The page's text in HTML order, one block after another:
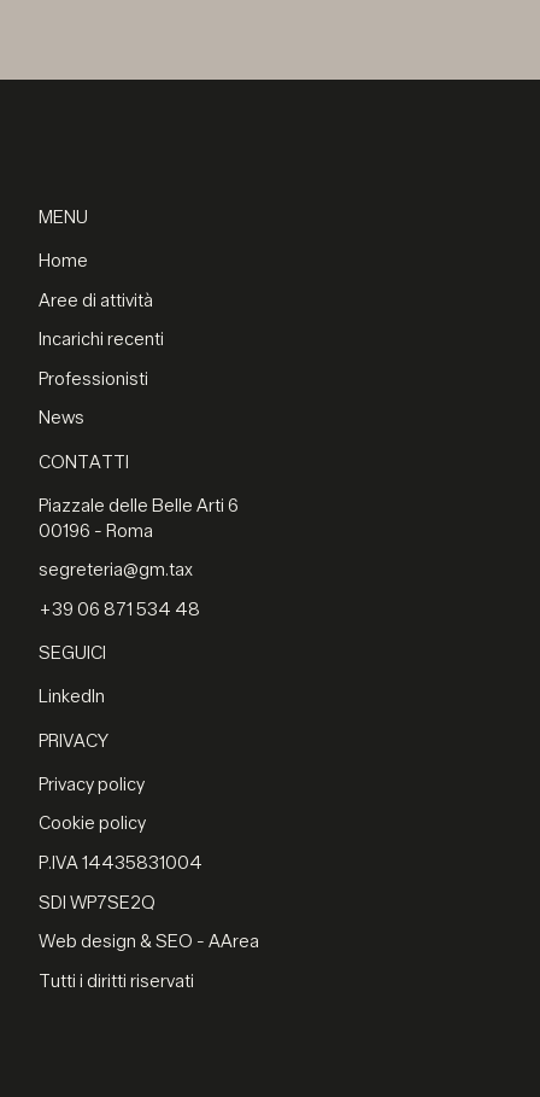
MENU
Home
Aree di attività
Incarichi recenti
Professionisti
News
CONTATTI
Piazzale delle Belle Arti 6
00196 - Roma
segreteria@gm.tax
+39 06 871 534 48
SEGUICI
LinkedIn
PRIVACY
Privacy policy
Cookie policy
P.IVA 14435831004
SDI WP7SE2Q
Web design & SEO - AArea
Tutti i diritti riservati